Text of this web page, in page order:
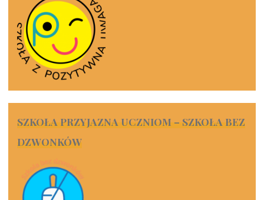
SZKOŁA PRZYJAZNA UCZNIOM – SZKOŁA BEZ
DZWONKÓW